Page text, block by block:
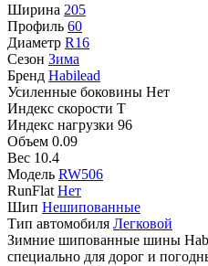
Ширина 205
Профиль 60
Диаметр R16
Сезон Зима
Бренд Habilead
Усиленные боковины Нет
Индекс скорости T
Индекс нагрузки 96
Объем 0.09
Вес 10.4
Модель RW506
RunFlat Нет
Шип Нешипованные
Тип автомобиля Легковой
Зимние шипованные шины
специально для дорог и